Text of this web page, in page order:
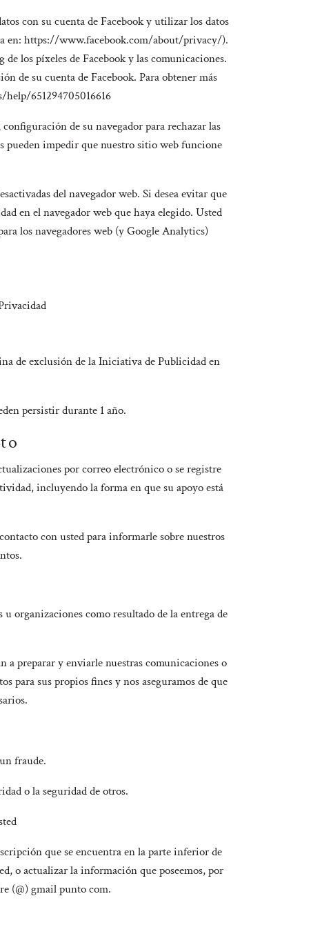
con su cuenta de Facebook y utilizar los datos
en: https://www.facebook.com/about/privacy/).
los píxeles de Facebook y las comunicaciones.
de su cuenta de Facebook. Para obtener más
651294705016616
de su navegador para rechazar las
pueden impedir que nuestro sitio web funcione
del navegador web. Si desea evitar que
en el navegador web que haya elegido. Usted
los navegadores web (y Google Analytics)
de exclusión de la Iniciativa de Publicidad en
persistir durante 1 año.
por correo electrónico o se registre
incluyendo la forma en que su apoyo está
con usted para informarle sobre nuestros
organizaciones como resultado de la entrega de
a preparar y enviarle nuestras comunicaciones o
para sus propios fines y nos aseguramos de que
fraude.
o la seguridad de otros.
que se encuentra en la parte inferior de
o actualizar la información que poseemos, por
(@) gmail punto com.